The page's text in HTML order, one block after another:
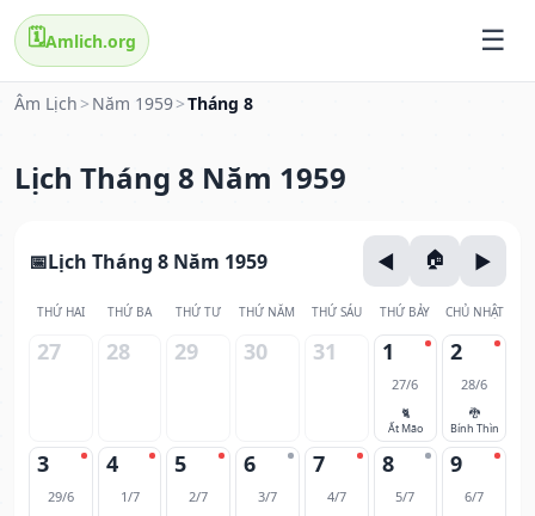
🗓️Amlich.org
Âm Lịch > Năm 1959>Tháng 8
Lịch Tháng 8 Năm 1959
Lịch Tháng 8 Năm 1959
THỨ HAI THỨ BA THỨ TƯ THỨ NĂM THỨ SÁU THỨ BẢY CHỦ NHẬT
27 28 29 30 31 1
27/6
🐈
Ất Mão
2
28/6
🐉
Bính Thìn
3
29/6
4
1/7
5
2/7
6
3/7
7
4/7
8
5/7
9
6/7